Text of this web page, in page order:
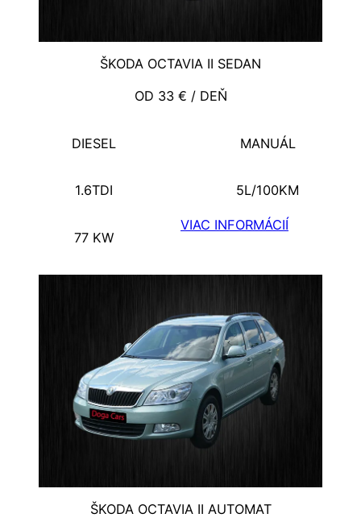
ŠKODA OCTAVIA II SEDAN
OD 33 € / DEŇ
DIESEL MANUÁL
1.6TDI 5L/100KM
77 KW
VIAC INFORMÁCIÍ
ŠKODA OCTAVIA II AUTOMAT